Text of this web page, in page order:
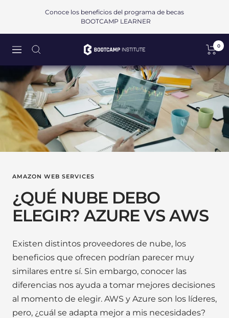
Conoce los beneficios del programa de becas
BOOTCAMP LEARNER
Navigación
Bootcamp
SAPI
de
CV
0
AMAZON WEB SERVICES
¿QUÉ NUBE DEBO
ELEGIR? AZURE VS AWS
Existen distintos proveedores de nube, los
beneficios que ofrecen podrían parecer muy
similares entre sí. Sin embargo, conocer las
diferencias nos ayuda a tomar mejores decisiones
al momento de elegir. AWS y Azure son los líderes,
pero, ¿cuál se adapta mejor a mis necesidades?